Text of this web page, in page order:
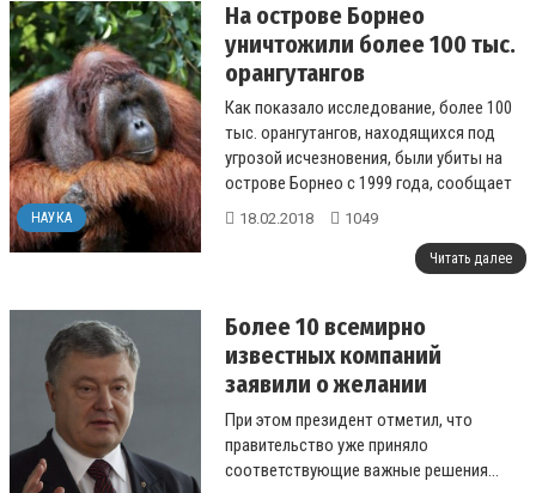
НАУКА
На острове Борнео
уничтожили более 100 тыс.
орангутангов
Как показало исследование, более 100
тыс. орангутангов, находящихся под
угрозой исчезновения, были убиты на
острове Борнео с 1999 года, сообщает
ВВС....
18.02.2018 1049
Читать далее
Более 10 всемирно
известных компаний
заявили о желании
участвовать в управлении
ГТС Украины, – Порошенко
При этом президент отметил, что
правительство уже приняло
соответствующие важные решения...